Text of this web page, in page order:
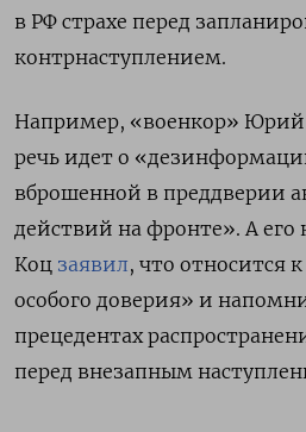
в РФ страхе перед
контрнаступлением.
Например, «военкор» Юрий
речь идет о
вброшенной в преддверии
действий на фронте». А его
Коц заявил, что относится
особого доверия» и
прецедентах
перед внезапным